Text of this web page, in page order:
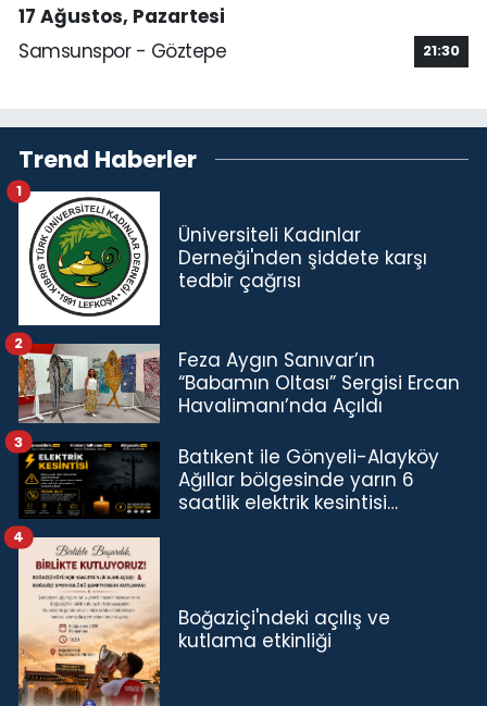
17 Ağustos, Pazartesi
Samsunspor - Göztepe
21:30
Trend Haberler
Üniversiteli Kadınlar
Derneği'nden şiddete karşı
tedbir çağrısı
1
Feza Aygın Sanıvar’ın
“Babamın Oltası” Sergisi Ercan
Havalimanı’nda Açıldı
2
Batıkent ile Gönyeli-Alayköy
Ağıllar bölgesinde yarın 6
saatlik elektrik kesintisi…
3
Boğaziçi'ndeki açılış ve
kutlama etkinliği
4